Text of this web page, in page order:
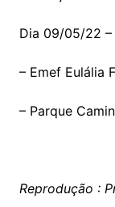
Dia 09/05/22
– Emef Eulália
– Parque
Reprodução :